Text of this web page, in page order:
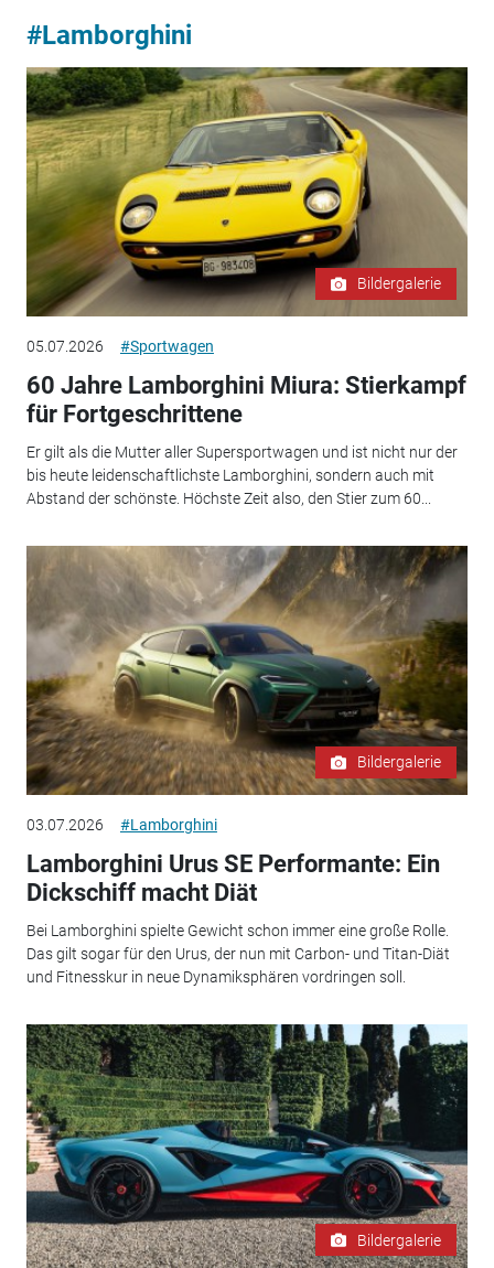
#Lamborghini
Bildergalerie
05.07.2026 #Sportwagen
60 Jahre Lamborghini Miura: Stierkampf
für Fortgeschrittene
Er gilt als die Mutter aller Supersportwagen und ist nicht nur der
bis heute leidenschaftlichste Lamborghini, sondern auch mit
Abstand der schönste. Höchste Zeit also, den Stier zum 60...
Bildergalerie
03.07.2026 #Lamborghini
Lamborghini Urus SE Performante: Ein
Dickschiff macht Diät
Bei Lamborghini spielte Gewicht schon immer eine große Rolle.
Das gilt sogar für den Urus, der nun mit Carbon- und Titan-Diät
und Fitnesskur in neue Dynamiksphären vordringen soll.
Bildergalerie